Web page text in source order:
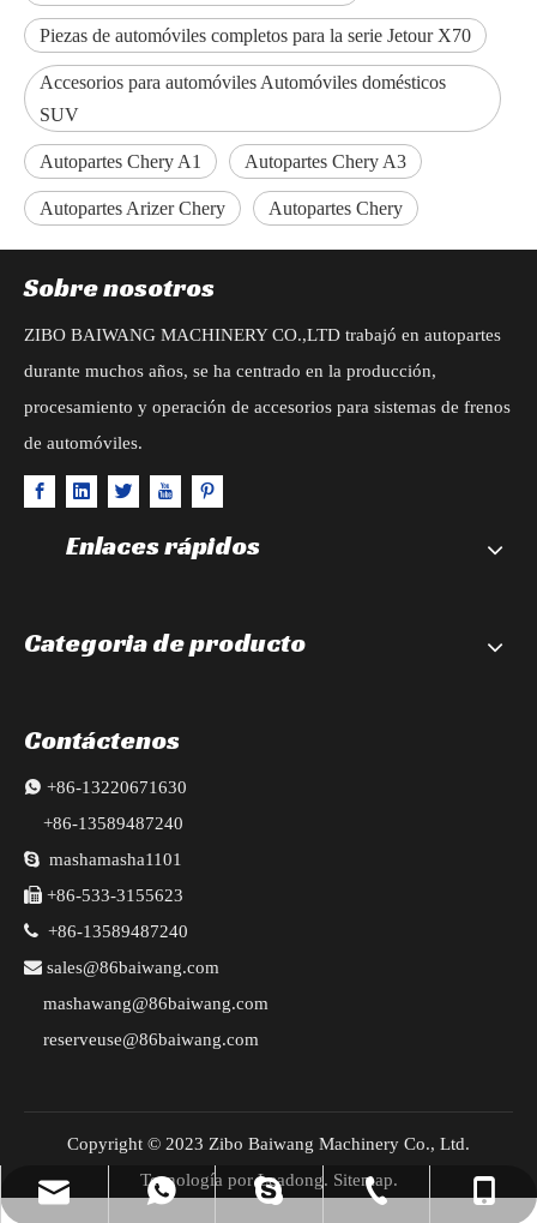
Piezas de automóviles completos para la serie Jetour X70
Accesorios para automóviles Automóviles domésticos
SUV
Autopartes Chery A1 Autopartes Chery A3
Autopartes Arizer Chery Autopartes Chery
Sobre nosotros
ZIBO BAIWANG MACHINERY CO.,LTD trabajó en autopartes
durante muchos años, se ha centrado en la producción,
procesamiento y operación de accesorios para sistemas de frenos
de automóviles.
Enlaces rápidos
Categoria de producto
reserveuse@86baiwang.com
+8613220671630
mashamasha1101
+86-533-3155623
+86-13589487240
Contáctenos
 +86-13220671630
+86-13589487240
 mashamasha1101
 +86-533-3155623
 +86-13589487240
 sales@86baiwang.com
mashawang@86baiwang.com
reserveuse@86baiwang.com
Copyright © 2023 Zibo Baiwang Machinery Co., Ltd.
Tecnología porLeadong. Sitemap.